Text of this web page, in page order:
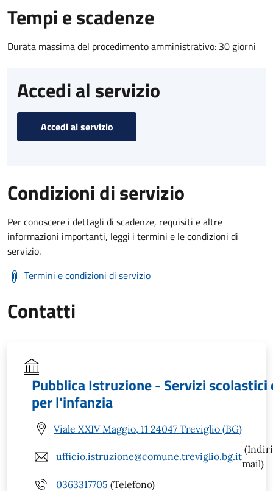
Tempi e scadenze
Durata massima del procedimento amministrativo: 30 giorni
Accedi al servizio
Accedi al servizio
Condizioni di servizio
Per conoscere i dettagli di scadenze, requisiti e altre
informazioni importanti, leggi i termini e le condizioni di
servizio.
Termini e condizioni di servizio
Contatti
Pubblica Istruzione - Servizi scolastici
per l'infanzia
Viale XXIV Maggio, 11 24047 Treviglio (BG)
ufficio.istruzione@comune.treviglio.bg.it
mail)
0363317705 (Telefono)